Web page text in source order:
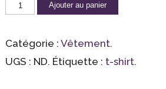
Ajouter au panier
Catégorie : Vêtement.
UGS : ND. Étiquette : t-shirt.